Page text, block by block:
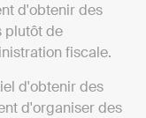
d'obtenir des
plutôt de
fiscale.
d'obtenir des
d'organiser des